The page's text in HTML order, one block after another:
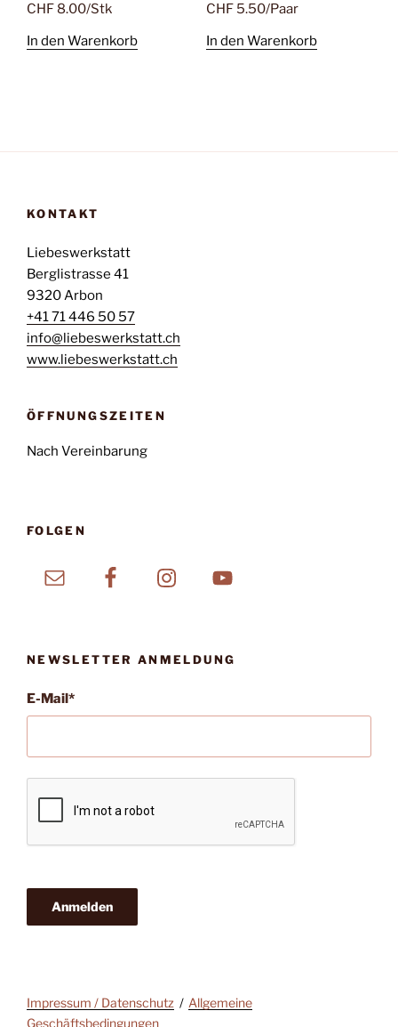
CHF 8.00/Stk
In den Warenkorb
CHF5.50/Paar
In den Warenkorb
KONTAKT
Liebeswerkstatt
Berglistrasse 41
9320 Arbon
+41 71 446 50 57
info@liebeswerkstatt.ch
www.liebeswerkstatt.ch
ÖFFNUNGSZEITEN
Nach Vereinbarung
FOLGEN
NEWSLETTER ANMELDUNG
E-Mail*
Anmelden
Impressum / Datenschutz
Allgemeine
Geschäftsbedingungen